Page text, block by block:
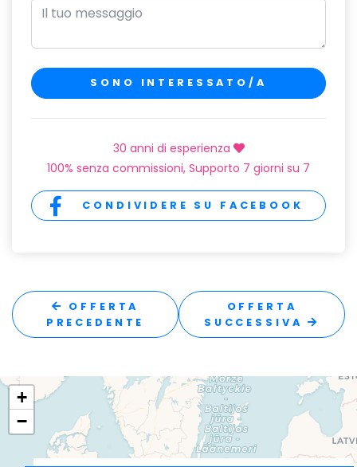
SONO INTERESSATO/A
30 anni di esperienza
100% senza commissioni, Supporto 7 giorni su 7
CONDIVIDERE SU FACEBOOK
OFFERTA
PRECEDENTE
OFFERTA
SUCCESSIVA
+
−